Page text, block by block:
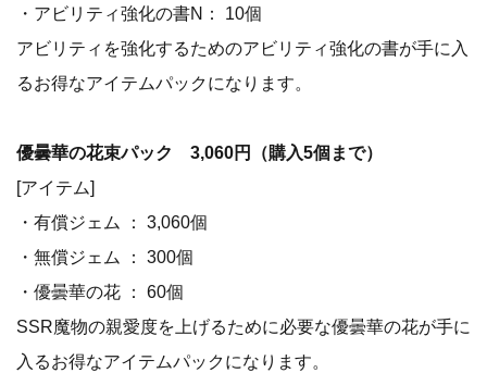
・アビリティ強化の書N： 10個
アビリティを強化するためのアビリティ強化の書が手に入
るお得なアイテムパックになります。
優曇華の花束パック 3,060円（購入5個まで）
[アイテム]
・有償ジェム ： 3,060個
・無償ジェム ： 300個
・優曇華の花 ： 60個
SSR魔物の親愛度を上げるために必要な優曇華の花が手に
入るお得なアイテムパックになります。